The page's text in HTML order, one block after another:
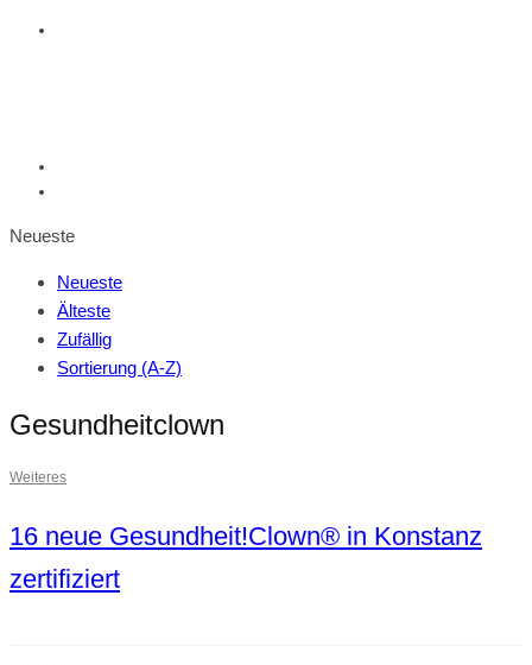
Neueste
Neueste
Älteste
Zufällig
Sortierung (A-Z)
Gesundheitclown
Weiteres
16 neue Gesundheit!Clown® in Konstanz
zertifiziert